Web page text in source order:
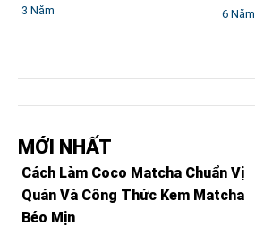
3 Năm 6 Năm
MỚI NHẤT
Cách Làm Coco Matcha Chuẩn Vị
Quán Và Công Thức Kem Matcha
Béo Mịn